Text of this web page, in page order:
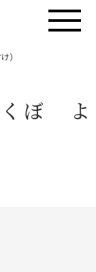
）
ぼ よ